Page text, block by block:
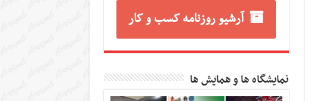
آرشیو روزنامه کسب و کار
نمایشگاه ها و همایش ها